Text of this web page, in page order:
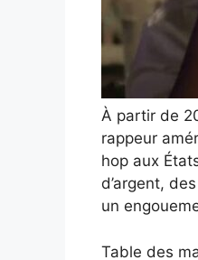
À partir de
rappeur
hop aux
d’argent,
un
Table des